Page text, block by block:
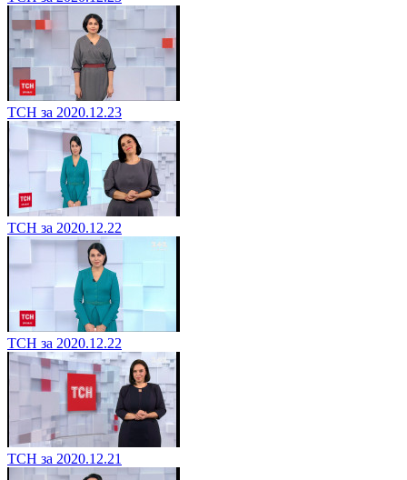
ТСН за 2020.12.23
ТСН за 2020.12.22
ТСН за 2020.12.22
ТСН за 2020.12.21